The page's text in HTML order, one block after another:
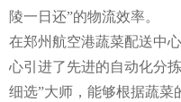
陵一日还”的物流效率。
在郑州航空港蔬菜配送中
心引进了先进的自动化分
细选”大师，能够根据蔬